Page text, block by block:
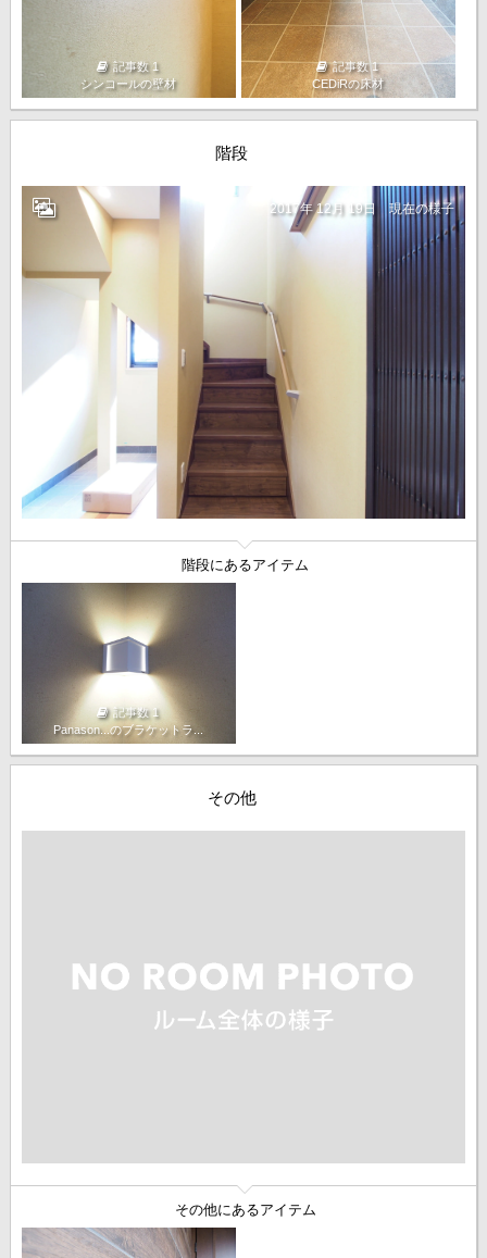
記事数 1
シンコールの壁材
記事数 1
CEDiRの床材
階段
2017年 12月 19日 現在の様子
階段にあるアイテム
記事数 1
Panason...のブラケットラ...
その他
その他にあるアイテム